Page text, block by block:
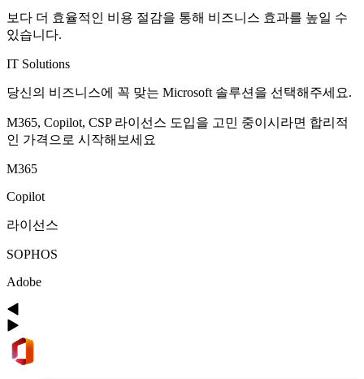
보다 더 효율적인 비용 절감을 통해 비즈니스 효과를 높일 수
있습니다.
IT Solutions
당신의 비즈니스에 꼭 맞는 Microsoft 솔루션을 선택해주세요.
M365, Copilot, CSP 라이선스 도입을 고민 중이시라면 합리적
인 가격으로 시작해보세요
M365
Copilot
라이선스
SOPHOS
Adobe